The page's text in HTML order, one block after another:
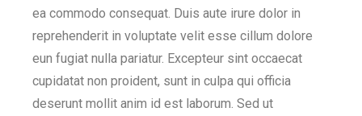
ea commodo consequat. Duis aute irure dolor in
reprehenderit in voluptate velit esse cillum dolore
eun fugiat nulla pariatur. Excepteur sint occaecat
cupidatat non proident, sunt in culpa qui officia
deserunt mollit anim id est laborum. Sed ut